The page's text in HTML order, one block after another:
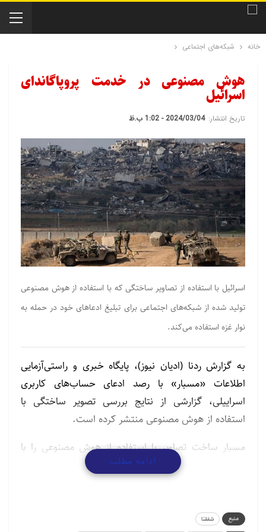
خانه شبکه‌های اجتماعی
هوش مصنوعی در خدمت پروپاگاندای
اسرائیل
تاریخ انتشار: 2024/03/04 - 1:02 ب.ظ
اسرائیل با استفاده از تصاویر ساختگی که با استفاده از هوش مصنوعی
تولید شده از شبکه‌های اجتماعی برای تبلیغ ادعاهای خود در حمله به
نوار غزه استفاده می‌کند.
به گزارش ردنا (ادیان نیوز)، پایگاه خبری و راستی‌آزمایی
اطلاعات «مسبار» با رصد ادعای حساب‌های کاربری
اسراییلی، گزارشی از نتایج بررسی تصویر ساختگی با
استفاده از هوش مصنوعی منتشر کرده است.
مسبار ساخت تصاویر با استفاده از هوش مصنوعی را با
مشاهده ایرادات تکنیک‌های تولیدی مانند اعوجاج شکل
دست، انگشتان و عناصر پس‌زمینه تصویر و همپوشانی
در تصویر دشوار است همچنین در این تصاویر به عدم
ادامه مطلب
منبع
شفقنا